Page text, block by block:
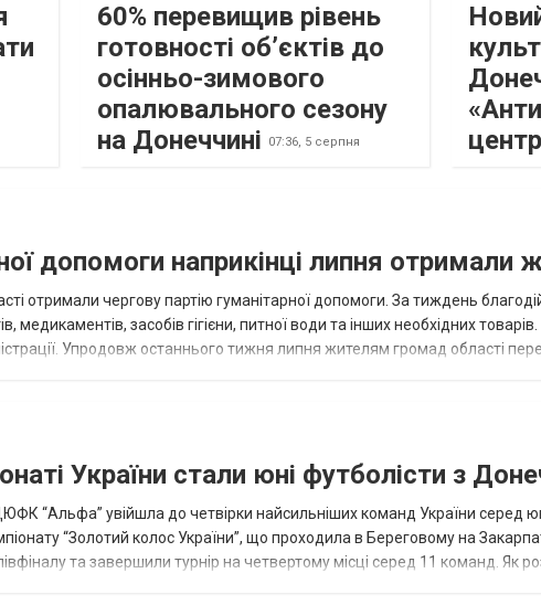
60% перевищив рівень
готовності об’єктів до
осінньо-зимового
опалювального сезону
на Донеччині
07:36, 5 серпня
допомоги наприкінці липня отримали
отримали чергову партію гуманітарної допомоги. За тиждень
медикаментів, засобів гігієни, питної води та інших необхідних
Упродовж останнього тижня липня жителям громад області
України стали юні футболісти з
“Альфа” увійшла до четвірки найсильніших команд України серед
“Золотий колос України”, що проходила в Береговому на
та завершили турнір на четвертому місці серед 11 команд. Як